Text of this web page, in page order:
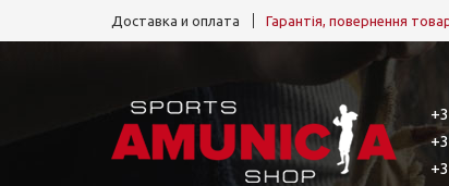
Доставка и оплата Гарантія, повернення